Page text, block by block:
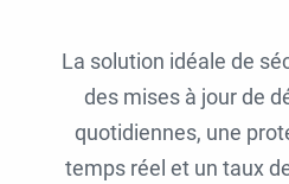
La solution idéale de
des mises à jour de
quotidiennes, une
temps réel et un taux